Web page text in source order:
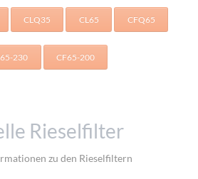
CLQ35 CL65 CFQ65
230 CF65-200
Rieselfilter
zu den Rieselfiltern